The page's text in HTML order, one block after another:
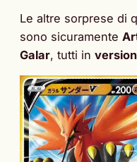
Le altre sorprese di
sono sicuramente
Galar, tutti in